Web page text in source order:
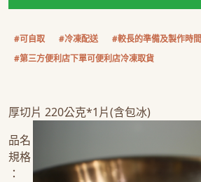
#可自取 #冷凍配送
#較長的準備及製作時間
#第三方便利店下單可便利店冷凍取貨
厚切片 220公克*1片(含包冰)
品名
規格
：